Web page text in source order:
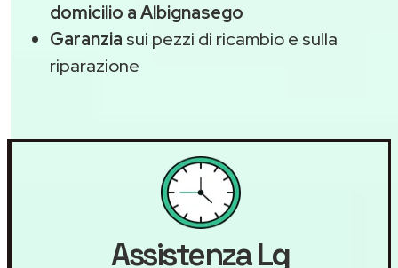
domicilio a Albignasego
Garanzia sui pezzi di ricambio e sulla
riparazione
AssistenzaLg